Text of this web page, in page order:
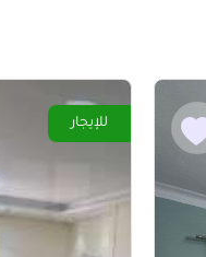
للإيجار